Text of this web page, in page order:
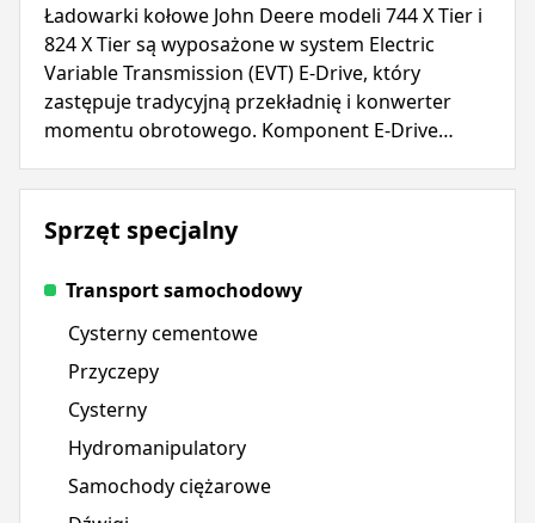
Ładowarki kołowe John Deere modeli 744 X Tier i
824 X Tier są wyposażone w system Electric
Variable Transmission (EVT) E-Drive, który
zastępuje tradycyjną przekładnię i konwerter
momentu obrotowego. Komponent E-Drive
eksploatację i zmniejszając złożoność.
Sprzęt specjalny
Transport samochodowy
Cysterny cementowe
Przyczepy
Cysterny
Hydromanipulatory
Samochody ciężarowe